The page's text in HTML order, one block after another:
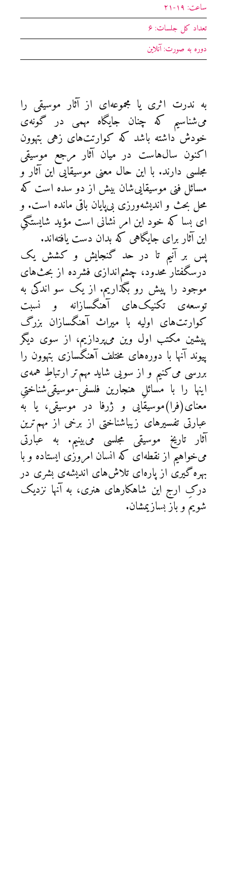
ساعت: ۱۹-۲۱
تعداد کل جلسات: ۶
دوره به صورت: آنلاین
به ندرت اثری یا مجموعه‌ای از آثار موسیقی را
می‌شناسیم که چنان جایگاه مهمی در گونه‌ی
خودش داشته باشد که کوارتت‌های زهی بتهوون
اکنون سال‌هاست در میان آثار مرجع موسیقی
مجلسی دارند. با این‌ حال معنی موسیقایی این آثار و
مسائل فنی موسیقایی‌شان بیش از دو سده است که
محل بحث و اندیشه‌ورزی بی‌پایان باقی‌ مانده است. و
ای بسا که خود این امر نشانی است مؤید شایستگیِ
این آثار برای جایگاهی که بدان دست یافته‌اند.
پس بر آنیم تا در حد گنجایش و کشش یک
درسگفتار محدود، چشم‌اندازی فشرده از بحث‌های
موجود را پیش رو بگذاریم. از یک سو اندکی به
توسعه‌ی تکنیک‌های آهنگسازانه و نسبت
کوارتت‌های اولیه با میراث آهنگسازان بزرگ
پیشین مکتب اول وین می‌پردازیم، از سوی دیگر
پیوند آنها با دوره‌های مختلف آهنگسازی بتهوون را
بررسی می‌کنیم و از سویی شاید مهم‌تر ارتباطِ همه‌ی
اینها را با مسائلِ هنجارین فلسفی-موسیقی‌شناختیِ
معنای(فرا)موسیقایی و ژرفا در موسیقی، یا به
عبارتی تفسیرهای زیباشناختی از برخی از مهم‌ترین
آثار تاریخ موسیقی مجلسی می‌بینیم. به عبارتی
می‌خواهیم از نقطه‌ای که انسان امروزی ایستاده و با
بهره‌گیری از پاره‌ای تلاش‌های اندیشه‌ی بشری در
درکِ ارج این شاهکارهای هنری، به آنها نزدیک
‌شویم و باز بسازیمشان.